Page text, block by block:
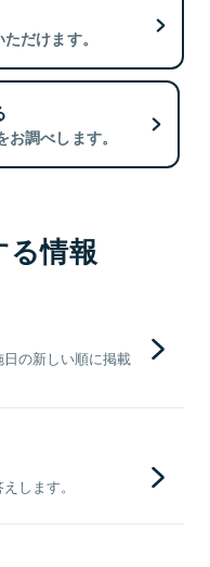
だけます。
調べします。
る情報
の新しい順に掲載
します。